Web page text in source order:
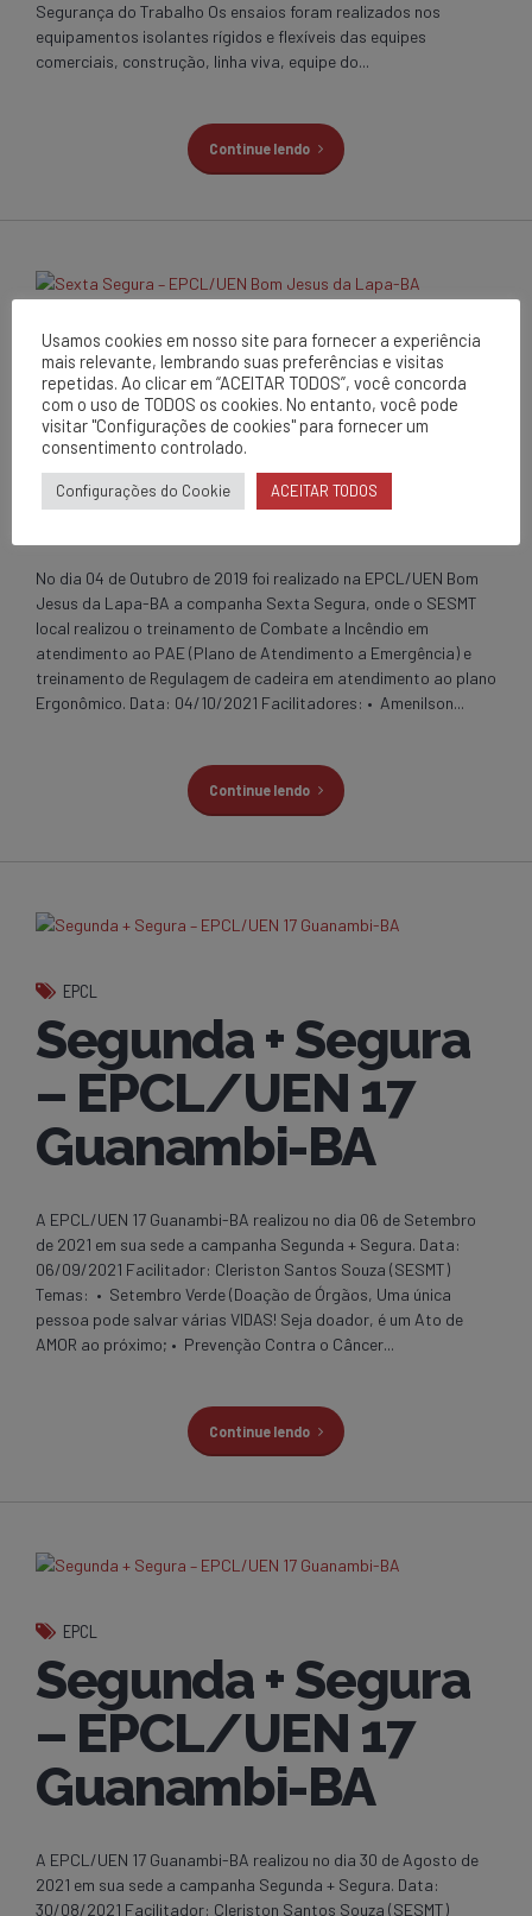
Segurança do Trabalho Os ensaios foram realizados nos
equipamentos isolantes rígidos e flexíveis das equipes
comerciais, construção, linha viva, equipe do...
Continue lendo
EPCL
Sexta Segura –
EPCL/UEN Bom
Jesus da Lapa-BA
No dia 04 de Outubro de 2019 foi realizado na EPCL/UEN Bom
Jesus da Lapa-BA a companha Sexta Segura, onde o SESMT
local realizou o treinamento de Combate a Incêndio em
atendimento ao PAE (Plano de Atendimento a Emergência) e
treinamento de Regulagem de cadeira em atendimento ao plano
Ergonômico. Data: 04/10/2021 Facilitadores: • Amenilson...
Continue lendo
EPCL
Segunda + Segura
– EPCL/UEN 17
Guanambi-BA
A EPCL/UEN 17 Guanambi-BA realizou no dia 06 de Setembro
de 2021 em sua sede a campanha Segunda + Segura. Data:
06/09/2021 Facilitador: Cleriston Santos Souza (SESMT)
Temas: • Setembro Verde (Doação de Órgãos, Uma única
pessoa pode salvar várias VIDAS! Seja doador, é um Ato de
AMOR ao próximo; • Prevenção Contra o Câncer...
Continue lendo
EPCL
Segunda + Segura
– EPCL/UEN 17
Guanambi-BA
A EPCL/UEN 17 Guanambi-BA realizou no dia 30 de Agosto de
2021 em sua sede a campanha Segunda + Segura. Data:
30/08/2021 Facilitador: Cleriston Santos Souza (SESMT)
Usamos cookies em nosso site para fornecer a experiência
mais relevante, lembrando suas preferências e visitas
repetidas. Ao clicar em “ACEITAR TODOS”, você concorda
com o uso de TODOS os cookies. No entanto, você pode
visitar "Configurações de cookies" para fornecer um
consentimento controlado.
Configurações do Cookie ACEITAR TODOS